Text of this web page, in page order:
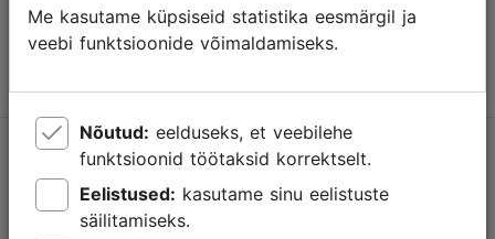
info@visittallinn.ee
Jälgi meid @ VisitTallinn
Me kasutame küpsiseid statistika eesmärgil ja
veebi funktsioonide võimaldamiseks.
Nõutud:
funktsioonid töötaksid korrektselt.
Eelistused:
säilitamiseks.